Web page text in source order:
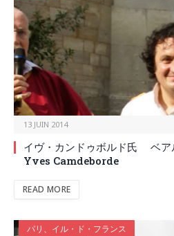
13 JUIN 2014
イヴ・カンドゥボルド氏 ベア
Yves Camdeborde
READ MORE
パリ、イル・ド・フランス